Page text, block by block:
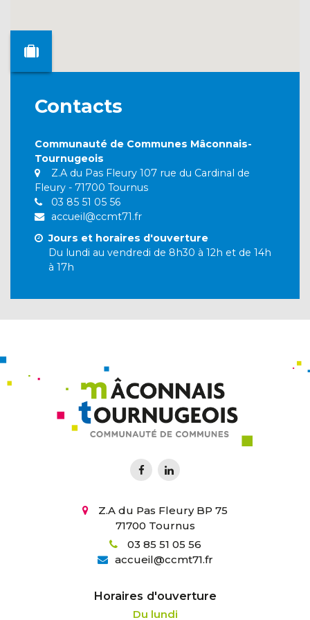
Contacts
Communauté de Communes Mâconnais-
Tournugeois
Z.A du Pas Fleury 107 rue du Cardinal de
Fleury - 71700 Tournus
03 85 51 05 56
accueil@ccmt71.fr
Jours et horaires d'ouverture
Du lundi au vendredi de 8h30 à 12h et de 14h
à 17h
Z.A du Pas Fleury BP 75
71700 Tournus
03 85 51 05 56
accueil@ccmt71.fr
Horaires d'ouverture
Du lundi